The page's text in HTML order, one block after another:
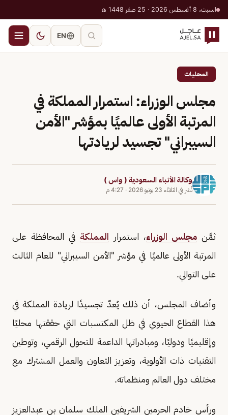
السبت، 8 أغسطس 2026 · 25 صفر 1448 هـ
EN
المحليات
مجلس الوزراء: استمرار المملكة في
المرتبة الأولى عالميًا بمؤشر "الأمن
السيبراني" تجسيد لريادتها
وكالة الأنباء السعودية ( واس )
نُشر في الثلاثاء 23 يونيو 2026 · 4:27 م
ثمَّنمجلس الوزراء، استمرار المملكة في المحافظة على
المرتبة الأولى عالميًا في مؤشر "الأمن السيبراني" للعام الثالث
على التوالي.
وأضاف المجلس، أن ذلك يُعدّ تجسيدًا لريادة المملكة في
هذا القطاع الحيوي في ظل المكتسبات التي حققتها محليًا
وإقليميًا ودوليًا، ومبادراتها الداعمة للتحول الرقمي، وتوطين
التقنيات ذات الأولوية، وتعزيز التعاون والعمل المشترك مع
مختلف دول العالم ومنظماته.
ورأس خادم الحرمين الشريفين الملك سلمان بن عبدالعزيز